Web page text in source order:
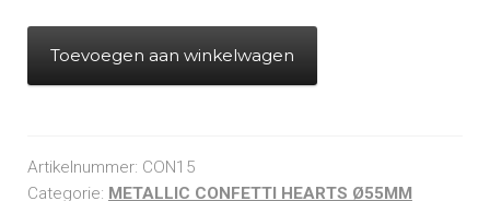
Toevoegen aan winkelwagen
Artikelnummer: CON15
Categorie: METALLIC CONFETTI HEARTS Ø55MM